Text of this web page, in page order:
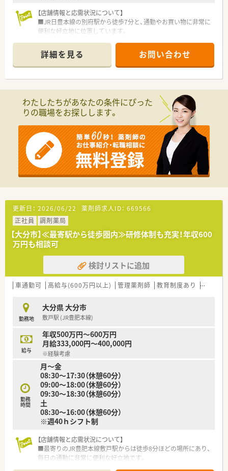
【店舗情報と応需状況について】
■JR日豊本線の別府駅から徒歩7分と、通勤やお買い物に非常に
便利な好立地に位置しています。
内科や循環器科メインで応需しています。
■薬剤師は正社員が2名、事務員も2名在籍しており、協力体制の
整った人員配置で運営中です。
■現在は欠員補充のための募集を行っており、即戦力となる経験
者の方を積極的に求めています。
■大手グループの安定した基盤のもと、長く安心して勤務いただ
■地域医療への貢献を目指し、患者様一人ひとりに寄り添った親
切な対応ができる方を求めています。
【法人特徴について】
■業界最大級の加盟店舗数を誇るグループの一員として、九州エ
リアを中心に店舗を展開しています。
■安定した経営基盤を持ち、地域連携薬局や健康サポート薬局の
■独自の医薬品ネットワークやDX推進を活かし、質の高い医療
サービスを地域に提供しています。
【求人情報について】
■これまでの経験やスキルを十分に考慮し、年収500万円から最
大600万円までの提示が可能です。
■年間休日は125日と充実しており、仕事とプライベートのメリ
ハリをつけて働ける環境です。
■退職金制度や世帯主への住宅手当など福利厚生が整っており、
長く安心して働ける条件が魅力です。
詳細を見る お問い合わせ
わたしたちがあなたの条件にぴった
りの職場をお探しします。
更新日： 2026/06/22 薬剤師求人ID： 669566
正社員
調剤薬局
【大分市】≪最寄駅から徒歩圏内≫研修体制も充実！年収600
万円も相談可
検討リストに追加
車通勤可 高給与(600万円以上) 管理薬剤師 教育制度あり シフト
勤務地
大分県 大分市
敷戸駅 (JR豊肥本線)
給与
年収500万円～600万円
月給333,000円～400,000円
※経験考慮
勤務
時間
月～金
08:30～17:30（休憩60分）
09:00～18:00（休憩60分）
09:30～18:30（休憩60分）
土
08:30～16:00（休憩60分）
※週40ｈシフト制
【店舗情報と応需状況について】
■最寄りのJR豊肥本線敷戸駅からは徒歩8分ほどの場所にあり、
毎日の通勤に非常に便利な好立地です。